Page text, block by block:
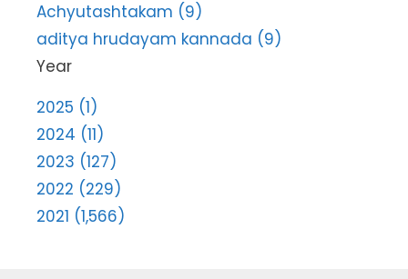
Achyutashtakam (9)
aditya hrudayam kannada (9)
Year
2025 (1)
2024 (11)
2023 (127)
2022 (229)
2021 (1,566)